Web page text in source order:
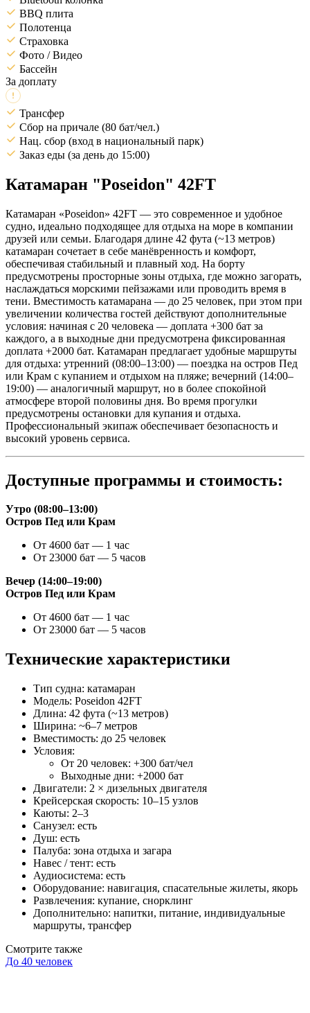
BBQ плита
Полотенца
Страховка
Фото / Видео
Бассейн
За доплату
Трансфер
Сбор на причале (80 бат/чел.)
Нац. сбор (вход в национальный парк)
Заказ еды (за день до 15:00)
Катамаран "Poseidon" 42FT
Катамаран «Poseidon» 42FT — это современное и удобное
судно, идеально подходящее для отдыха на море в компании
друзей или семьи. Благодаря длине 42 фута (~13 метров)
катамаран сочетает в себе манёвренность и комфорт,
обеспечивая стабильный и плавный ход. На борту
предусмотрены просторные зоны отдыха, где можно загорать,
наслаждаться морскими пейзажами или проводить время в
тени. Вместимость катамарана — до 25 человек, при этом при
увеличении количества гостей действуют дополнительные
условия: начиная с 20 человека — доплата +300 бат за
каждого, а в выходные дни предусмотрена фиксированная
доплата +2000 бат. Катамаран предлагает удобные маршруты
для отдыха: утренний (08:00–13:00) — поездка на остров Пед
или Крам с купанием и отдыхом на пляже; вечерний (14:00–
19:00) — аналогичный маршрут, но в более спокойной
атмосфере второй половины дня. Во время прогулки
предусмотрены остановки для купания и отдыха.
Профессиональный экипаж обеспечивает безопасность и
высокий уровень сервиса.
Доступные программы и стоимость:
Утро (08:00–13:00)
Остров Пед или Крам
От 4600 бат — 1 час
От 23000 бат — 5 часов
Вечер (14:00–19:00)
Остров Пед или Крам
От 4600 бат — 1 час
От 23000 бат — 5 часов
Технические характеристики
Тип судна: катамаран
Модель: Poseidon 42FT
Длина: 42 фута (~13 метров)
Ширина: ~6–7 метров
Вместимость: до 25 человек
Условия:
От 20 человек: +300 бат/чел
Выходные дни: +2000 бат
Двигатели: 2 × дизельных двигателя
Крейсерская скорость: 10–15 узлов
Каюты: 2–3
Санузел: есть
Душ: есть
Палуба: зона отдыха и загара
Навес / тент: есть
Аудиосистема: есть
Оборудование: навигация, спасательные жилеты, якорь
Развлечения: купание, снорклинг
Дополнительно: напитки, питание, индивидуальные
маршруты, трансфер
Смотрите также
До 40 человек